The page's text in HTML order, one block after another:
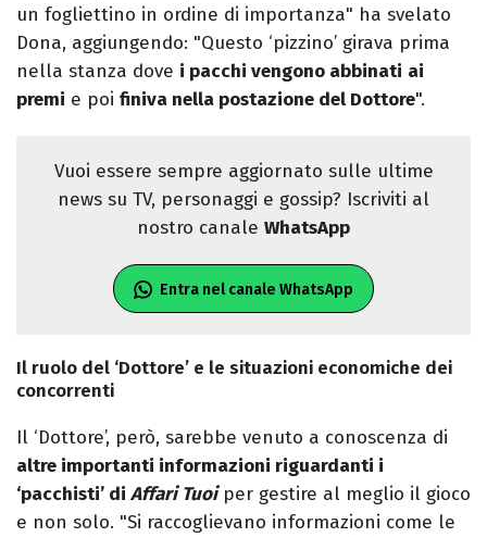
un fogliettino in ordine di importanza" ha svelato
Dona, aggiungendo: "Questo ‘pizzino’ girava prima
nella stanza dove i pacchi vengono abbinati ai
premi e poi finiva nella postazione del Dottore".
Vuoi essere sempre aggiornato sulle ultime
news su TV, personaggi e gossip? Iscriviti al
nostro canale WhatsApp
Entra nel canale WhatsApp
Il ruolo del ‘Dottore’ e le situazioni economiche dei
concorrenti
Il ‘Dottore’, però, sarebbe venuto a conoscenza di
altre importanti informazioni riguardanti i
‘pacchisti’ di Affari Tuoi per gestire al meglio il gioco
e non solo. "Si raccoglievano informazioni come le